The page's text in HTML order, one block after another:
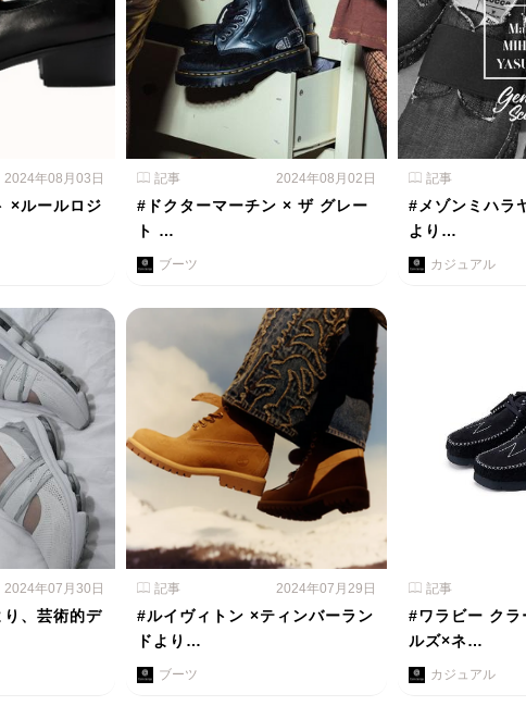
2024年08月03日
×ルールロジ
記事 2024年08月02日
#ドクターマーチン × ザ グレー
ト …
ブーツ
記事
#メゾンミハラ
より…
カジュアル
2024年07月30日
、芸術的デ
記事 2024年07月29日
#ルイヴィトン ×ティンバーラン
ドより…
ブーツ
記事
#ワラビー クラ
ルズ×ネ…
カジュアル